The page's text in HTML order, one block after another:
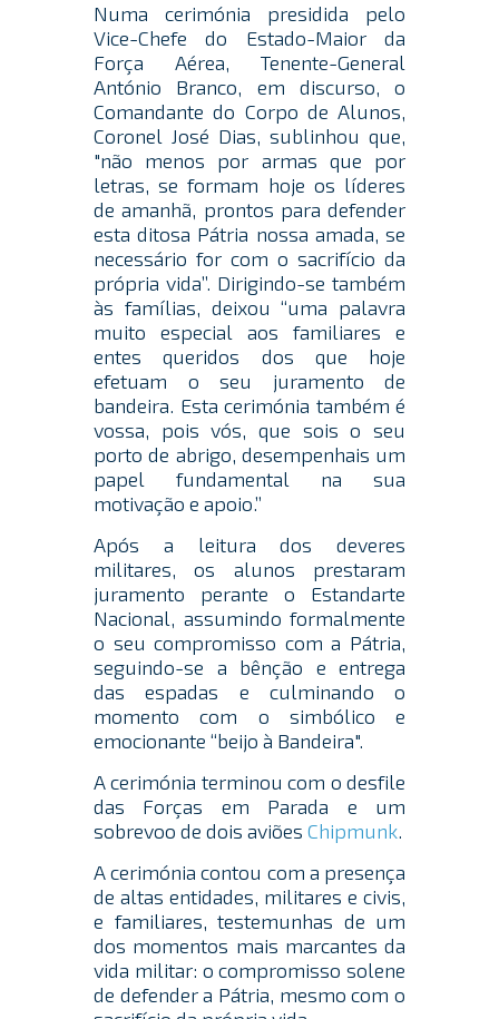
Numa cerimónia presidida pelo
Vice-Chefe do Estado-Maior da
Força Aérea, Tenente-General
António Branco, em discurso, o
Comandante do Corpo de Alunos,
Coronel José Dias, sublinhou que,
"não menos por armas que por
letras, se formam hoje os líderes
de amanhã, prontos para defender
esta ditosa Pátria nossa amada, se
necessário for com o sacrifício da
própria vida”. Dirigindo-se também
às famílias, deixou “uma palavra
muito especial aos familiares e
entes queridos dos que hoje
efetuam o seu juramento de
bandeira. Esta cerimónia também é
vossa, pois vós, que sois o seu
porto de abrigo, desempenhais um
papel fundamental na sua
motivação e apoio.”
Após a leitura dos deveres
militares, os alunos prestaram
juramento perante o Estandarte
Nacional, assumindo formalmente
o seu compromisso com a Pátria,
seguindo-se a bênção e entrega
das espadas e culminando o
momento com o simbólico e
emocionante “beijo à Bandeira".
A cerimónia terminou com o desfile
das Forças em Parada e um
sobrevoo de dois aviões Chipmunk.
A cerimónia contou com a presença
de altas entidades, militares e civis,
e familiares, testemunhas de um
dos momentos mais marcantes da
vida militar: o compromisso solene
de defender a Pátria, mesmo com o